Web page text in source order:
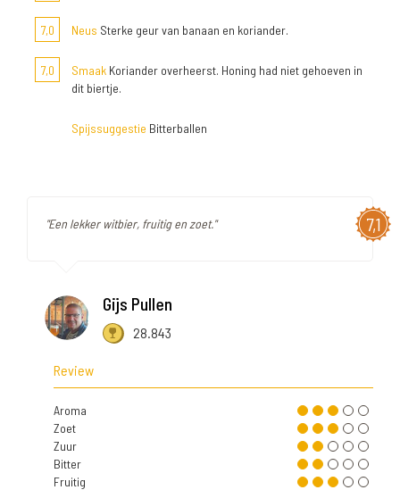
7,0 Neus Sterke geur van banaan en koriander.
7,0 Smaak Koriander overheerst. Honing had niet gehoeven in
dit biertje.
Spijssuggestie Bitterballen
7,1
"Een lekker witbier, fruitig en zoet."
Gijs Pullen
28.843
Review
Aroma
Zoet
Zuur
Bitter
Fruitig